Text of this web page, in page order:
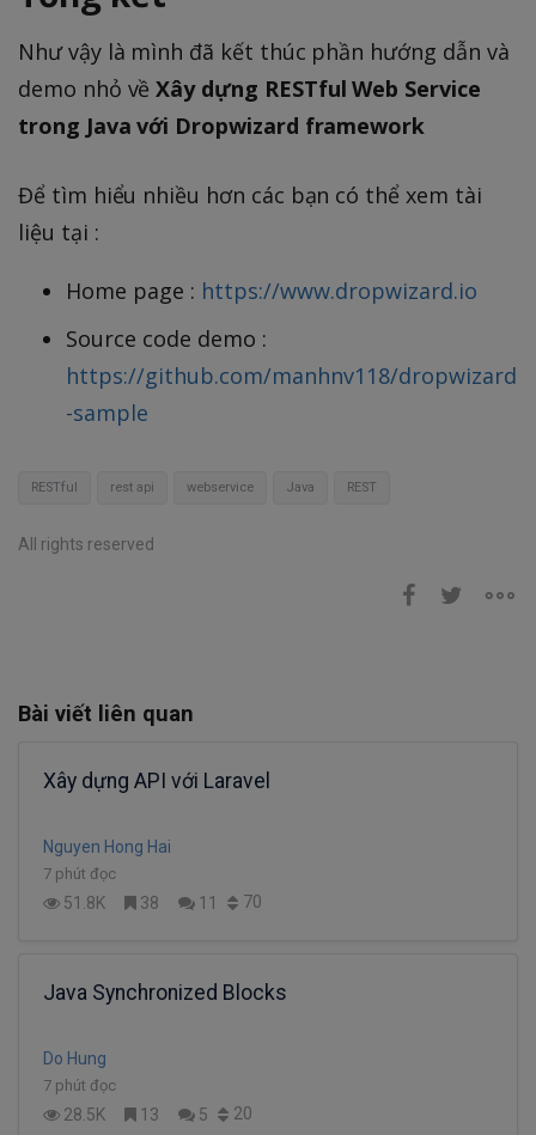
Như vậy là mình đã kết thúc phần hướng dẫn và
demo nhỏ vềXây dựng RESTful Web Service
trong Java với Dropwizard framework
Để tìm hiểu nhiều hơn các bạn có thể xem tài
liệu tại :
Home page : https://www.dropwizard.io
Source code demo :
https://github.com/manhnv118/dropwizard
-sample
RESTful rest api webservice Java REST
All rights reserved
Bài viết liên quan
Xây dựng API với Laravel
Nguyen Hong Hai
7 phút đọc
51.8K 38 11 70
Java Synchronized Blocks
Do Hung
7 phút đọc
28.5K 13 5 20